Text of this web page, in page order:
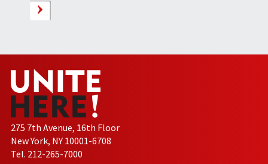
275 7th Avenue, 16th Floor
New York, NY 10001-6708
Tel. 212-265-7000